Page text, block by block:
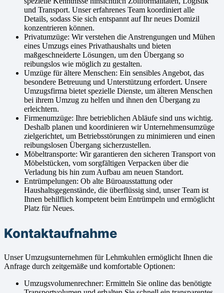
und Transport. Unser erfahrenes Team koordiniert alle
Details, sodass Sie sich entspannt auf Ihr neues Domizil
konzentrieren können.
Privatumzüge: Wir verstehen die Anstrengungen und Mühen
eines Umzugs eines Privathaushalts und bieten
maßgeschneiderte Lösungen, um den Übergang so
reibungslos wie möglich zu gestalten.
Umzüge für ältere Menschen: Ein sensibles Angebot, das
besondere Betreuung und Unterstützung erfordert. Unsere
Umzugsfirma bietet spezielle Dienste, um älteren Menschen
bei ihrem Umzug zu helfen und ihnen den Übergang zu
erleichtern.
Firmenumzüge: Ihre betrieblichen Abläufe sind uns wichtig.
Deshalb planen und koordinieren wir Unternehmensumzüge
zielgerichtet, um Betriebsstörungen zu minimieren und einen
reibungslosen Übergang sicherzustellen.
Möbeltransporte: Wir garantieren den sicheren Transport von
Möbelstücken, vom sorgfältigen Verpacken über die
Verladung bis hin zum Aufbau am neuen Standort.
Entrümpelungen: Ob alte Büroausstattung oder
Haushaltsgegenstände, die überflüssig sind, unser Team ist
Ihnen behilflich kompetent beim Entrümpeln und ermöglicht
Platz für Neues.
Kontaktaufnahme
Unser Umzugsunternehmen für Lehmkuhlen ermöglicht Ihnen die
Anfrage durch zeitgemäße und komfortable Optionen:
Umzugsvolumenrechner: Ermitteln Sie online das benötigte